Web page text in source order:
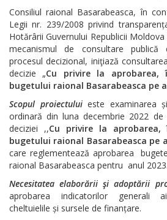
Consiliul raional Basarabeasca, în
Legii nr. 239/2008 privind
Hotărârii Guvernului Republicii
mecanismul de consultare
procesul decizional, iniţiază
decizie „Cu privire la
bugetului raional Basarabeasca pe
Scopul proiectuluieste examinarea
ordinară din luna decembrie 2022
deciziei ,,Cu privire la
bugetului raional Basarabeasca pe
care reglementează aprobarea
raional Basarabeasca pentru anul 2023.
Necesitatea elaborării şi adoptării
aprobarea indicatorilor generali
cheltuielile și sursele de finanțare.